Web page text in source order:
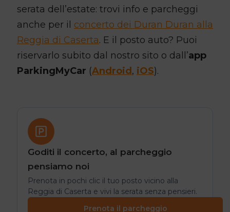
serata dell’estate: trovi info e parcheggi
anche per il concerto dei Duran Duran alla
Reggia di Caserta. E il posto auto? Puoi
riservarlo subito dal nostro sito o dall’app
ParkingMyCar (Android , iOS).
Goditi il concerto, al parcheggio
pensiamo noi
Prenota in pochi clic il tuo posto vicino alla
Reggia di Caserta e vivi la serata senza pensieri.
Prenota il parcheggio